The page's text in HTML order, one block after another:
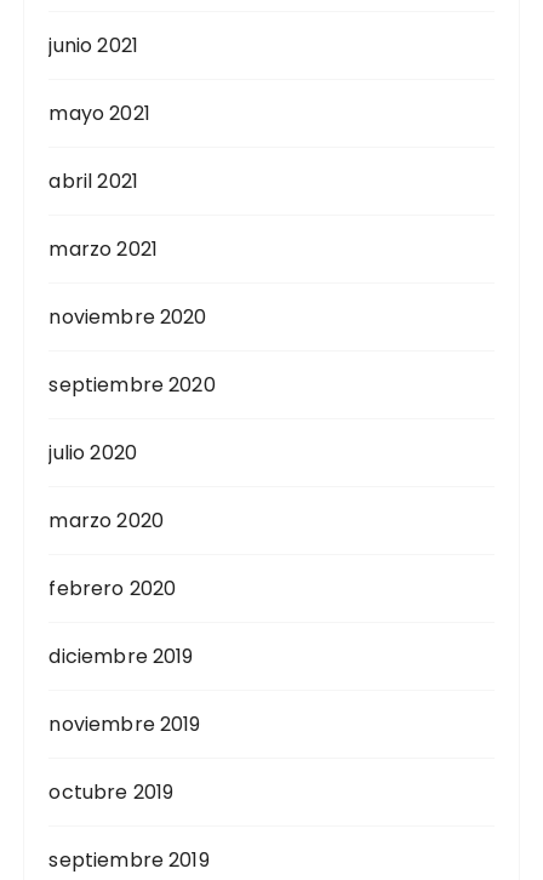
junio 2021
mayo 2021
abril 2021
marzo 2021
noviembre 2020
septiembre 2020
julio 2020
marzo 2020
febrero 2020
diciembre 2019
noviembre 2019
octubre 2019
septiembre 2019